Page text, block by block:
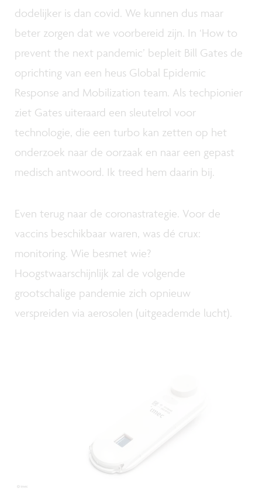
dodelijker is dan covid. We kunnen dus maar
beter zorgen dat we voorbereid zijn. In ‘How to
prevent the next pandemic’ bepleit Bill Gates de
oprichting van een heus Global Epidemic
Response and Mobilization team. Als techpionier
ziet Gates uiteraard een sleutelrol voor
technologie, die een turbo kan zetten op het
onderzoek naar de oorzaak en naar een gepast
medisch antwoord. Ik treed hem daarin bij.
Even terug naar de coronastrategie. Voor de
vaccins beschikbaar waren, was dé crux:
monitoring. Wie besmet wie?
Hoogstwaarschijnlijk zal de volgende
grootschalige pandemie zich opnieuw
verspreiden via aerosolen (uitgeademde lucht).